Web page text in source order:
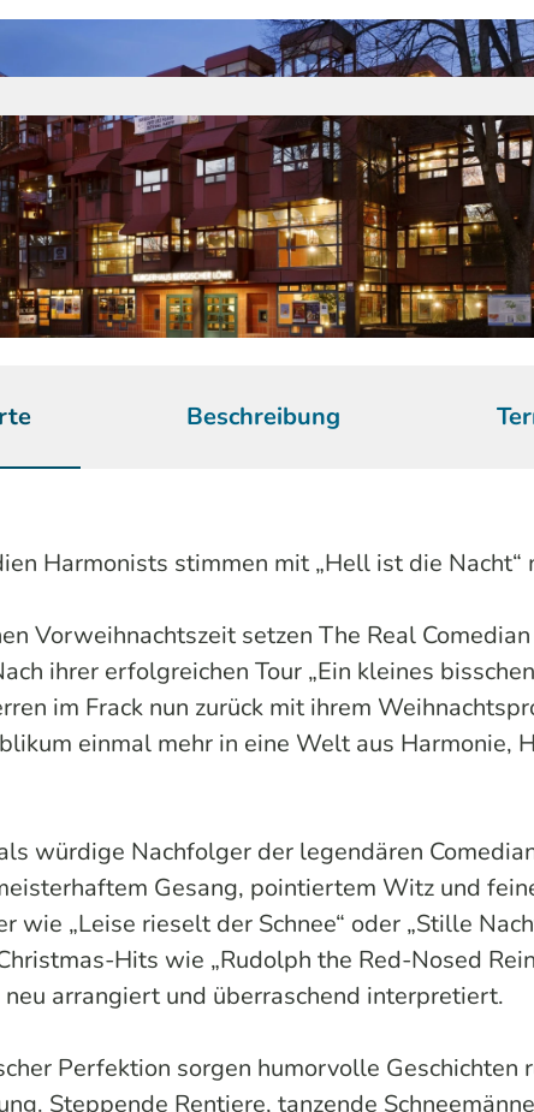
Beschreibung
Harmonists stimmen mit „Hell ist die
Vorweihnachtszeit setzen The Real
ihrer erfolgreichen Tour „Ein kleines
im Frack nun zurück mit ihrem
einmal mehr in eine Welt aus Harmonie,
würdige Nachfolger der legendären
Gesang, pointiertem Witz und
wie „Leise rieselt der Schnee“ oder „Stille
Hits wie „Rudolph the Red-Nosed
neu arrangiert und überraschend interpretiert.
Perfektion sorgen humorvolle
Steppende Rentiere, tanzende